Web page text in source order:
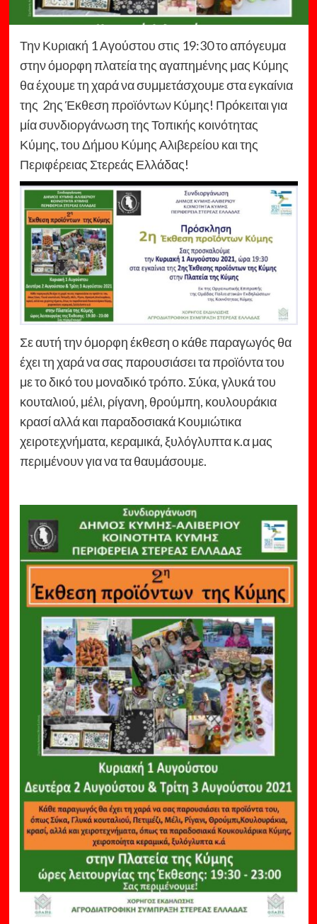
Την Κυριακή 1 Αγούστου στις 19:30 το απόγευμα
στην όμορφη πλατεία της αγαπημένης μας Κύμης
θα έχουμε τη χαρά να συμμετάσχουμε στα εγκαίνια
της 2ης Έκθεση προϊόντων Κύμης! Πρόκειται για
μία συνδιοργάνωση της Τοπικής κοινότητας
Κύμης, του Δήμου Κύμης Αλιβερείου και της
Περιφέρειας Στερεάς Ελλάδας!
Σε αυτή την όμορφη έκθεση ο κάθε παραγωγός θα
έχει τη χαρά να σας παρουσιάσει τα προϊόντα του
με το δικό του μοναδικό τρόπο. Σύκα, γλυκά του
κουταλιού, μέλι, ρίγανη, θρούμπη, κουλουράκια
κρασί αλλά και παραδοσιακά Κουμιώτικα
χειροτεχνήματα, κεραμικά, ξυλόγλυπτα κ.α μας
περιμένουν για να τα θαυμάσουμε.